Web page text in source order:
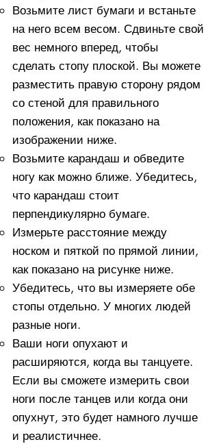
Возьмите лист бумаги и встаньте
на него всем весом. ​Сдвиньте свой
вес немного вперед, чтобы
сделать стопу плоской. Вы можете
разместить правую сторону рядом
со стеной для правильного
положения, как показано на
изображении ниже.
Возьмите карандаш и обведите
ногу как можно ближе. Убедитесь,
что карандаш стоит
перпендикулярно бумаге.
Измерьте расстояние между
носком и пяткой по прямой линии,
как показано на рисунке ниже.
Убедитесь, что вы измеряете обе
стопы отдельно. У многих людей
разные ноги.
Ваши ноги опухают и
расширяются, когда вы танцуете.
Если вы сможете измерить свои
ноги после танцев или когда они
опухнут, это будет намного лучше
и реалистичнее.